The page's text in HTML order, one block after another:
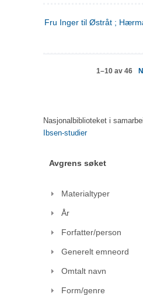
Fru Inger til Østråt ;
1–10 av 46
Nasjonalbiblioteket i
Ibsen-studier
Avgrens søket
Materialtyper
År
Forfatter/person
Generelt emneord
Omtalt navn
Form/genre